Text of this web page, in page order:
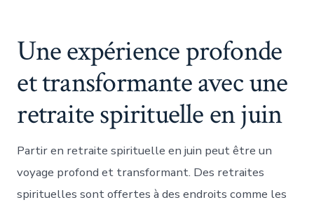
Une expérience profonde
et transformante avec une
retraite spirituelle en juin
Partir en retraite spirituelle en juin peut être un
voyage profond et transformant. Des retraites
spirituelles sont offertes à des endroits comme les